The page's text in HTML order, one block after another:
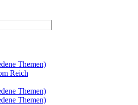
Themen)
Reich
Themen)
Themen)